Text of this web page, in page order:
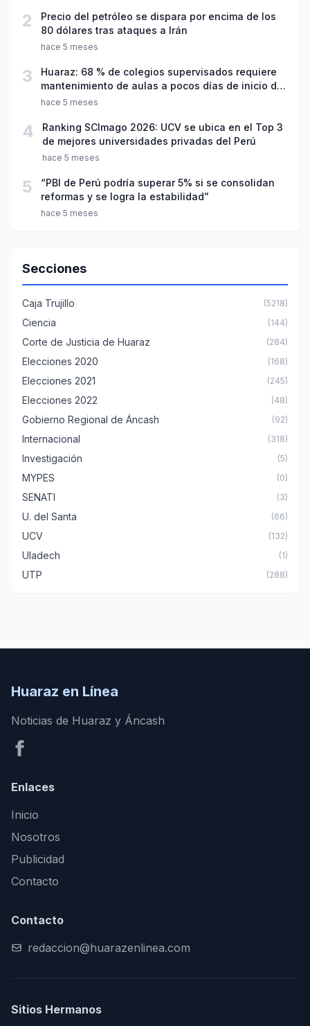
2
Precio del petróleo se dispara por encima de los
80 dólares tras ataques a Irán
hace 5 meses
3
Huaraz: 68 % de colegios supervisados requiere
mantenimiento de aulas a pocos días de inicio del
año escolar 2026
hace 5 meses
4
Ranking SCImago 2026: UCV se ubica en el Top 3
de mejores universidades privadas del Perú
hace 5 meses
5
“PBI de Perú podría superar 5% si se consolidan
reformas y se logra la estabilidad”
hace 5 meses
Secciones
Caja Trujillo (5218)
Ciencia (144)
Corte de Justicia de Huaraz (284)
Elecciones 2020 (168)
Elecciones 2021 (245)
Elecciones 2022 (48)
Gobierno Regional de Áncash (92)
Internacional (318)
Investigación (5)
MYPES (0)
SENATI (3)
U. del Santa (66)
UCV (132)
Uladech (1)
UTP (288)
Huaraz en Línea
Noticias de Huaraz y Áncash
Enlaces
Inicio
Nosotros
Publicidad
Contacto
Contacto
redaccion@huarazenlinea.com
Sitios Hermanos